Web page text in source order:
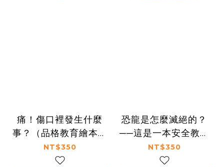
痛！傷口裡發生什麼
事？（品格教育繪本：
科普知識／傷口護理）
NT$350
恐龍是怎麼滅絕的？
──這是一本安全教育
指南（品格教育繪本：
建立自我安全意識）
NT$350